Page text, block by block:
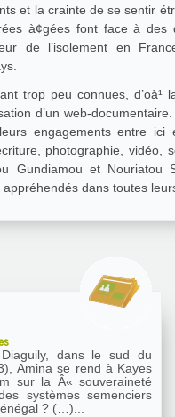
et la crainte de se sentir
à¢gées font face à des
de l’isolement en
trop peu connues, d’oà¹
d’un web-
engagements entre
photographie, vidéo,
Gundiamou et Nouriatou
dans toutes
dans le sud du
Amina se rend à Kayes
sur la Â« souveraineté
? (…)...